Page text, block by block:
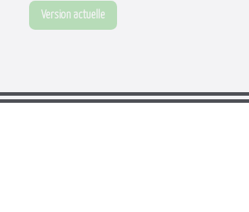
Version actuelle